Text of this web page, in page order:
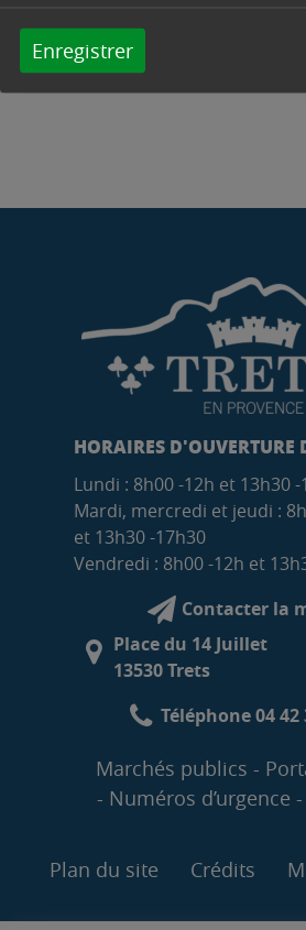
Enregistrer Contacter
HORAIRES D'OUVERTURE
Lundi : 8h00 -12h et 13h30
Mardi, mercredi et jeudi :
et 13h30 -17h30
Vendredi : 8h00 -12h et
Contacter la
Place du 14 Juillet
13530 Trets
Téléphone 04 42
Marchés publics
Numéros d’urgence
Plan du site Crédits